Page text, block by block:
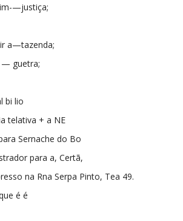
—justiça;
a—tazenda;
— guetra;
bi lio
telativa + a NE
Sernache do Bo
para a, Certã,
na Rna Serpa Pinto, Tea 49.
é é